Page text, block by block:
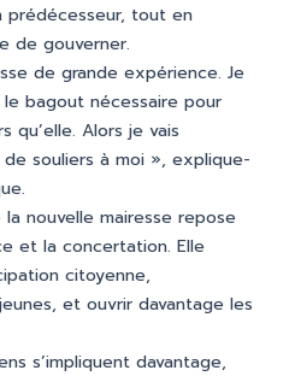
prédécesseur, tout en
de gouverner.
de grande expérience. Je
bagout nécessaire pour
qu’elle. Alors je vais
souliers à moi », explique-
nouvelle mairesse repose
et la concertation. Elle
citoyenne,
et ouvrir davantage les
s’impliquent davantage,